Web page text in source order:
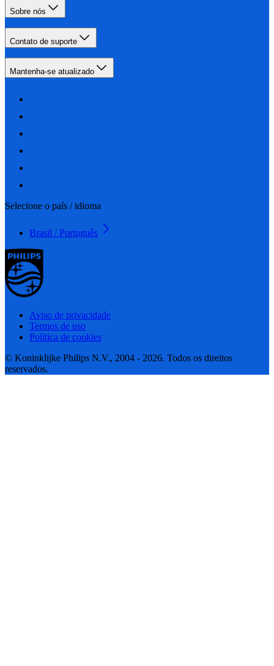
Sobre nós
Contato de suporte
Mantenha-se atualizado
Selecione o país / idioma
Brasil / Português
Aviso de privacidade
Termos de uso
Política de cookies
© Koninklijke Philips N.V., 2004 - 2026. Todos os direitos
reservados.